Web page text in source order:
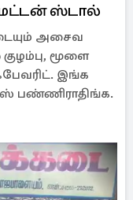
மட்டன் ஸ்டால்
அசைவ
மூளை
இங்க
பண்ணிராதிங்க.